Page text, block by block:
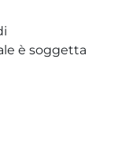
è soggetta